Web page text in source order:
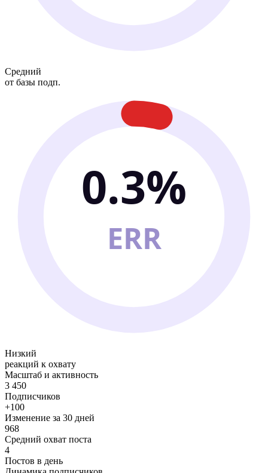
Средний
от базы подп.
0.3%
ERR
Низкий
реакций к охвату
Масштаб и активность
3 450
Подписчиков
+100
Изменение за 30 дней
968
Средний охват поста
4
Постов в день